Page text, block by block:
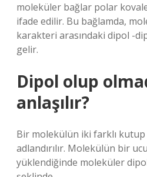
moleküler bağlar polar
ifade edilir. Bu bağlamda,
karakteri arasındaki dipol -
gelir.
Dipol olup
anlaşılır?
Bir molekülün iki farklı
adlandırılır. Molekülün bir
yüklendiğinde moleküler